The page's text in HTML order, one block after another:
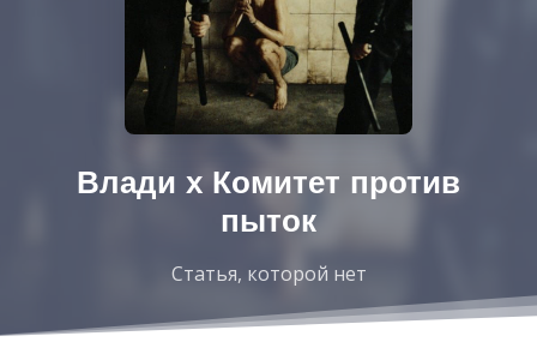
Влади х Комитет против
пыток
Статья, которой нет